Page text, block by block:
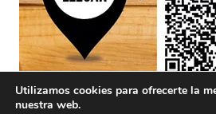
Utilizamos cookies para ofrecerte la
nuestra web.